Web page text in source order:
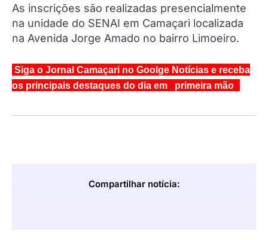
As inscrições são realizadas presencialmente
na unidade do SENAI em Camaçari localizada
na Avenida Jorge Amado no bairro Limoeiro.
Siga o Jornal Camaçari no Goolge Notícias e receba
os principais destaques do dia em primeira mão
Compartilhar notícia: